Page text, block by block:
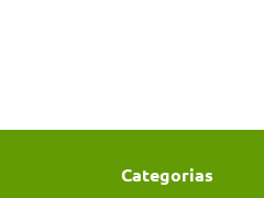
Categorias